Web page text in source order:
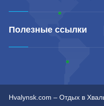
Полезные ссылки
Hvalynsk.com – Отдых в